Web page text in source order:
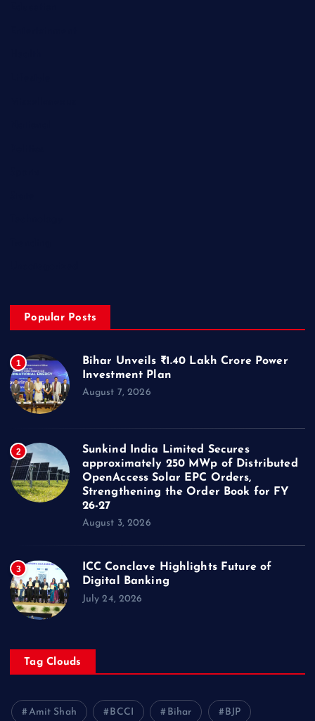
Popular Posts
1
Bihar Unveils ₹1.40 Lakh Crore Power
Investment Plan
August 7, 2026
2
Sunkind India Limited Secures
approximately 250 MWp of Distributed
OpenAccess Solar EPC Orders,
Strengthening the Order Book for FY
26-27
August 3, 2026
3
ICC Conclave Highlights Future of
Digital Banking
July 24, 2026
Tag Clouds
Amit Shah BCCI Bihar BJP